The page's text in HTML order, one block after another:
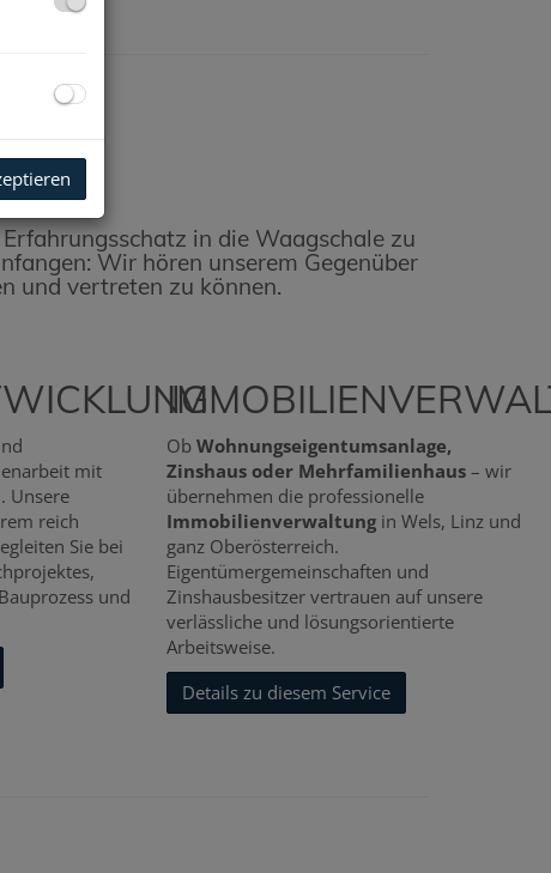
in die Waagschale zu
Wir hören unserem Gegenüber
und vertreten zu können.
mit
Unsere
reich
Sie bei
und
Ob Wohnungseigentumsanlage,
Zinshaus oder Mehrfamilienhaus – wir
übernehmen die professionelle
Immobilienverwaltung in Wels, Linz und
ganz Oberösterreich.
Eigentümergemeinschaften und
Zinshausbesitzer vertrauen auf unsere
verlässliche und lösungsorientierte
Arbeitsweise.
Details zu diesem Service